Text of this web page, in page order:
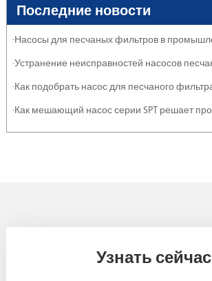
Последние новости
Узнать сейчас